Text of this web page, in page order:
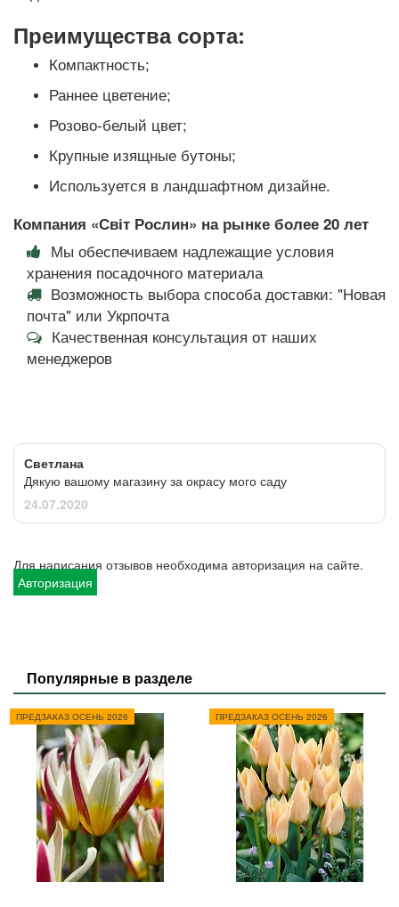
Преимущества сорта:
Компактность;
Раннее цветение;
Розово-белый цвет;
Крупные изящные бутоны;
Используется в ландшафтном дизайне.
Компания «Світ Рослин» на рынке более 20 лет
Мы обеспечиваем надлежащие условия
хранения посадочного материала
Возможность выбора способа доставки: "Новая
почта" или Укрпочта
Качественная консультация от наших
менеджеров
Светлана
Дякую вашому магазину за окрасу мого саду
24.07.2020
Для написания отзывов необходима авторизация на сайте.
Авторизация
Популярные в разделе
ПРЕДЗАКАЗ ОСЕНЬ 2026 ПРЕДЗАКАЗ ОСЕНЬ 2026